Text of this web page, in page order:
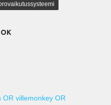
OR villemonkey OR